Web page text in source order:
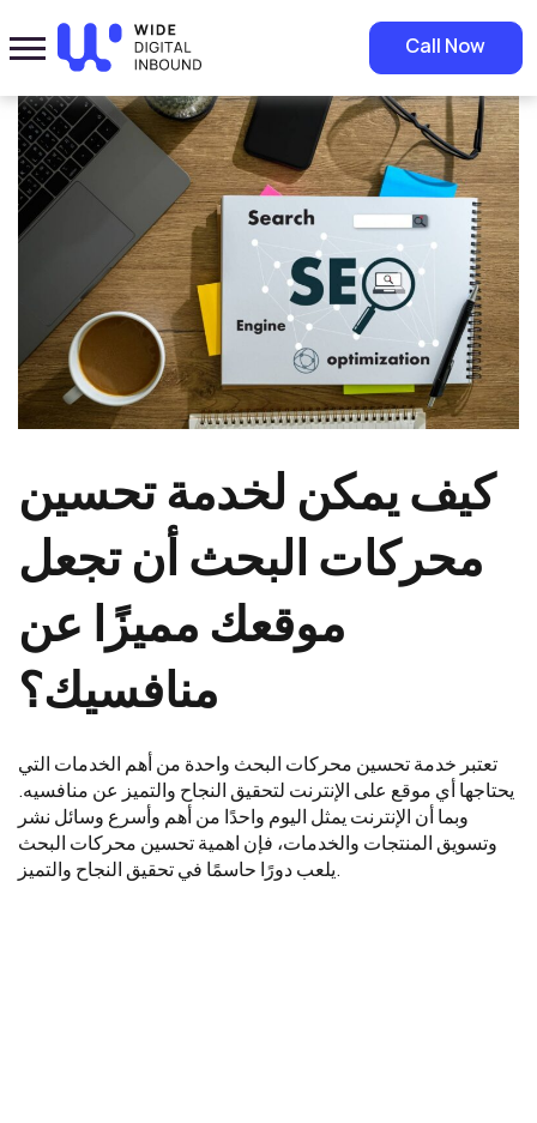
Call Now
Home»Blog » كيف يمكن لخدمة تحسين محركات البحث أن تجعل موقعك
مميزًا عن منافسيك؟
كيف يمكن لخدمة تحسين
محركات البحث أن تجعل
موقعك مميزًا عن
منافسيك؟
تعتبر خدمة تحسين محركات البحث واحدة من أهم الخدمات التي
يحتاجها أي موقع على الإنترنت لتحقيق النجاح والتميز عن منافسيه.
وبما أن الإنترنت يمثل اليوم واحدًا من أهم وأسرع وسائل نشر
وتسويق المنتجات والخدمات، فإن اهمية تحسين محركات البحث
يلعب دورًا حاسمًا في تحقيق النجاح والتميز.